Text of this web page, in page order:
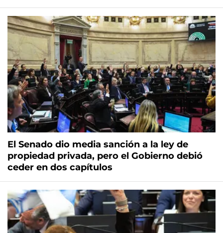
El Senado dio media sanción a la ley de
propiedad privada, pero el Gobierno debió
ceder en dos capítulos